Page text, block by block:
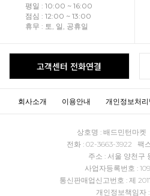
평일 : 10:00 ~ 16:00
점심 : 12:00 ~ 13:00
휴무 : 토, 일, 공휴일
고객센터 전화연결
회사소개 이용안내 개인정보처
상호명 : 배드민턴마켓
전화 : 02-3663-3922 팩
주소 : 서울 양천구
사업자등록번호 :
통신판매업신고번호 : 제
개인정보책임자